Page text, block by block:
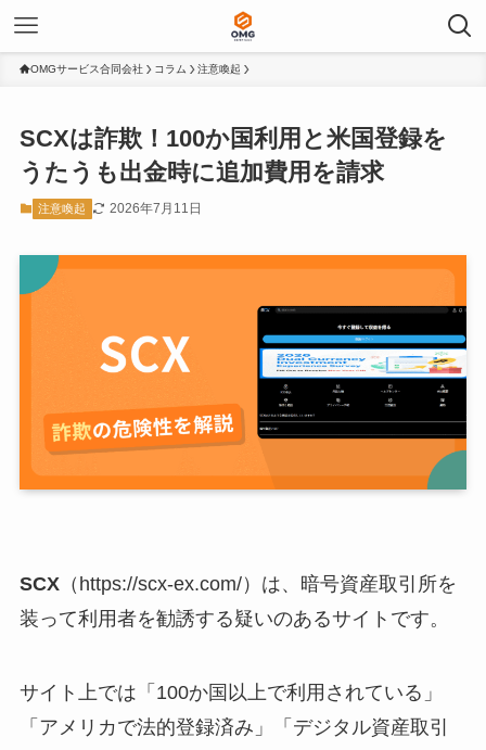
OMGサービス合同会社 コラム 注意喚起
SCXは詐欺！100か国利用と米国登録を
うたうも出金時に追加費用を請求
注意喚起 2026年7月11日
SCX（https://scx-ex.com/）は、暗号資産取引所を
装って利用者を勧誘する疑いのあるサイトです。
サイト上では「100か国以上で利用されている」
「アメリカで法的登録済み」「デジタル資産取引